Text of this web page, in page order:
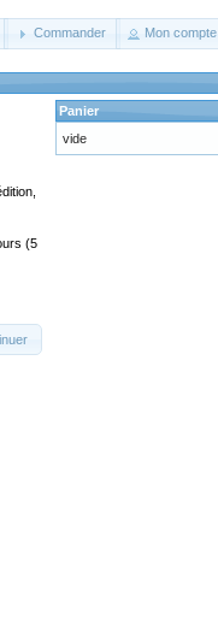
Commander Mon compte
(5
Panier
vide